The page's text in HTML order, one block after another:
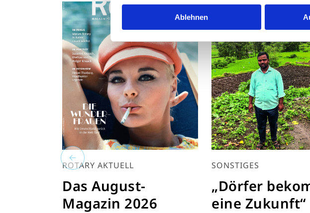
Ablehnen
ROTARY AKTUELL
Das August-
Magazin 2026
SONSTIGES
„Dörfer
eine Zukunft“